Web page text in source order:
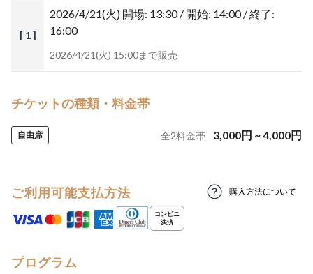
[ 1 ]
2026/4/21(火) 開場: 13:30 / 開始: 14:00 / 終了:
16:00
2026/4/21(火) 15:00まで販売
チケットの種類・料金帯
自由席 全2料金帯 3,000円 ~4,000円
ご利用可能支払方法 購入方法について
プログラム